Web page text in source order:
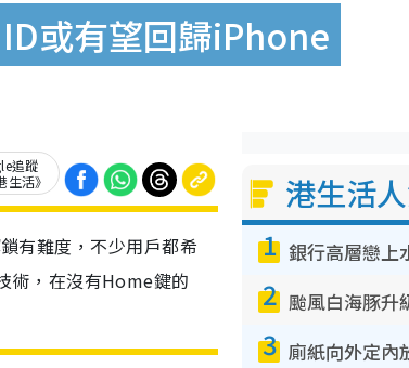
或有望回歸iPhone
追蹤
生活》
有難度，不少用戶都希
術，在沒有Home鍵的
港生活
1
2
3